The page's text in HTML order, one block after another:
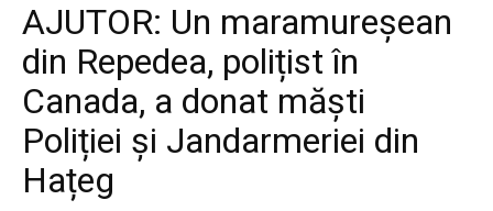
AJUTOR: Un maramureșean
din Repedea, polițist în
Canada, a donat măști
Poliției și Jandarmeriei din
Hațeg